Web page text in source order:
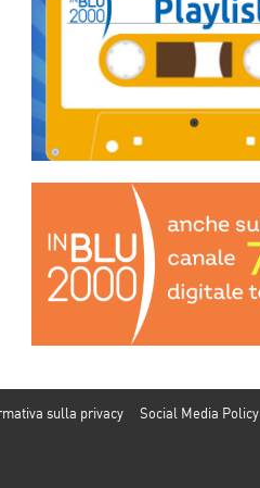
sulla privacy Social Media Policy